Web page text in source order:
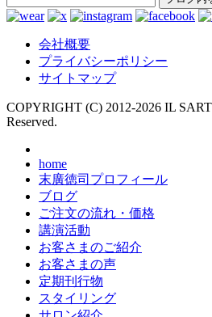
会社概要
プライバシーポリシー
サイトマップ
COPYRIGHT (C) 2012-2026 IL
Reserved.
home
末廣徳司プロフィール
ブログ
ご注文の流れ・価格
講演活動
お客さまのご紹介
お客さまの声
定期刊行物
スタイリング